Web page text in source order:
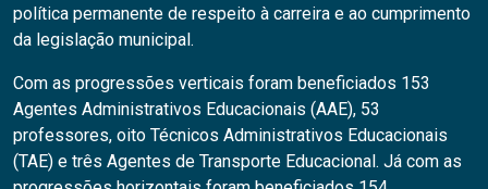
política permanente de respeito à carreira e ao cumprimento
da legislação municipal.
Com as progressões verticais foram beneficiados 153
Agentes Administrativos Educacionais (AAE), 53
professores, oito Técnicos Administrativos Educacionais
(TAE) e três Agentes de Transporte Educacional. Já com as